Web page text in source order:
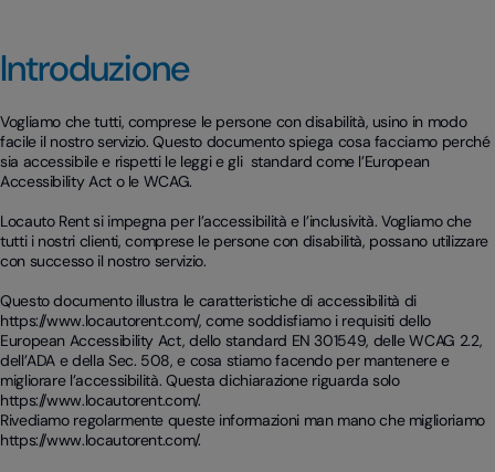
Introduzione
Vogliamo che tutti, comprese le persone con disabilità, usino in modo
facile il nostro servizio. Questo documento spiega cosa facciamo perché
sia accessibile e rispetti le leggi e gli standard come l’European
Accessibility Act o le WCAG.
Locauto Rent si impegna per l’accessibilità e l’inclusività. Vogliamo che
tutti i nostri clienti, comprese le persone con disabilità, possano utilizzare
con successo il nostro servizio.
Questo documento illustra le caratteristiche di accessibilità di
https://www.locautorent.com/, come soddisfiamo i requisiti dello
European Accessibility Act, dello standard EN 301549, delle WCAG 2.2,
dell’ADA e della Sec. 508, e cosa stiamo facendo per mantenere e
migliorare l’accessibilità. Questa dichiarazione riguarda solo
https://www.locautorent.com/.
Rivediamo regolarmente queste informazioni man mano che miglioriamo
https://www.locautorent.com/.